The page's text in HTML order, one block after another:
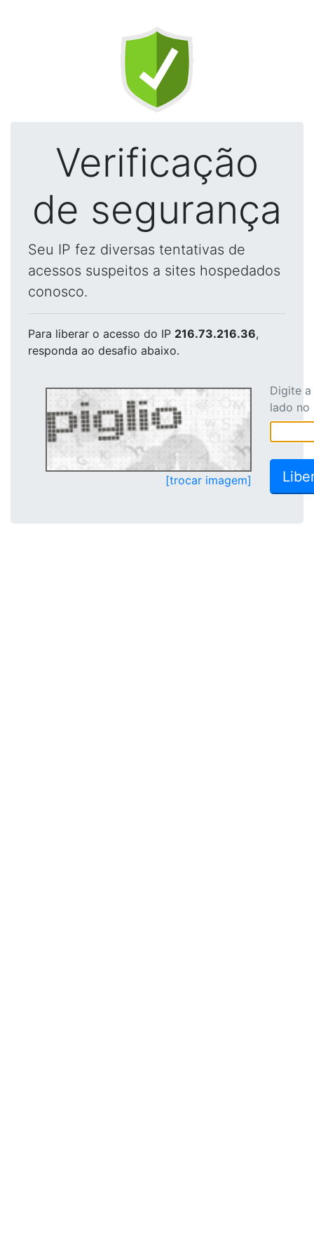
Verificação
de segurança
Seu IP fez diversas tentativas de
acessos suspeitos a sites hospedados
conosco.
Para liberar o acesso do IP 216.73.216.36,
responda ao desafio abaixo.
[trocar imagem]
Digite
lado no